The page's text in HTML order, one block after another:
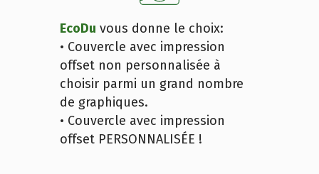
EcoDu vous donne le choix:
• Couvercle avec impression
offset non personnalisée à
choisir parmi un grand nombre
de graphiques.
• Couvercle avec impression
offset PERSONNALISÉE !